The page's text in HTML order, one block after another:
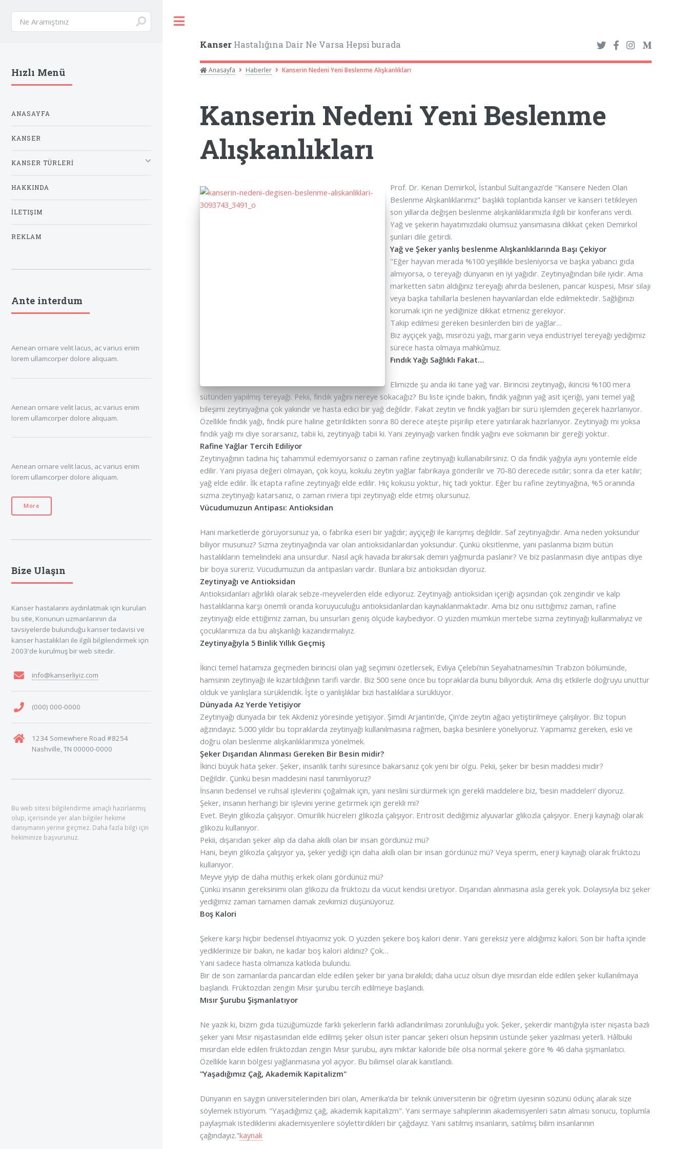
Kanser Hastalığına Dair Ne Varsa Hepsi burada
Anasayfa Haberler Kanserin Nedeni Yeni Beslenme Alışkanlıkları
Kanserin Nedeni Yeni Beslenme
Alışkanlıkları
Prof. Dr. Kenan Demirkol, İstanbul Sultangazi’de "Kansere Neden Olan
Beslenme Alışkanlıklarımız" başlıklı toplantıda kanser ve kanseri tetikleyen
son yıllarda değişen beslenme alışkanlıklarımızla ilgili bir konferans verdi.
Yağ ve şekerin hayatımızdaki olumsuz yansımasına dikkat çeken Demirkol
şunları dile getirdi.
Yağ ve Şeker yanlış beslenme Alışkanlıklarında Başı Çekiyor
"Eğer hayvan merada %100 yeşillikle besleniyorsa ve başka yabancı gıda
almıyorsa, o tereyağı dünyanın en iyi yağıdır. Zeytinyağından bile iyidir. Ama
marketten satın aldığınız tereyağı ahırda beslenen, pancar küspesi, Mısır silajı
veya başka tahıllarla beslenen hayvanlardan elde edilmektedir. Sağlığınızı
korumak için ne yediğinize dikkat etmeniz gerekiyor.
Takip edilmesi gereken besinlerden biri de yağlar…
Biz ayçiçek yağı, mısırözü yağı, margarin veya endüstriyel tereyağı yediğimiz
sürece hasta olmaya mahkûmuz.
Fındık Yağı Sağlıklı Fakat…
Elimizde şu anda iki tane yağ var. Birincisi zeytinyağı, ikincisi %100 mera
sütünden yapılmış tereyağı. Pekii, fındık yağını nereye sokacağız? Bu liste içinde bakın, fındık yağının yağ asit içeriği, yani temel yağ
bileşimi zeytinyağına çok yakındır ve hasta edici bir yağ değildir. Fakat zeytin ve fındık yağları bir sürü işlemden geçerek hazırlanıyor.
Özellikle fındık yağı, fındık püre haline getirildikten sonra 80 derece ateşte pişirilip etere yatırılarak hazırlanıyor. Zeytinyağı mı yoksa
fındık yağı mı diye sorarsanız, tabii ki, zeytinyağı tabii ki. Yani zeyinyağı varken fındık yağını eve sokmanın bir gereği yoktur.
Rafine Yağlar Tercih Ediliyor
Zeytinyağının tadına hiç tahammül edemiyorsanız o zaman rafine zeytinyağı kullanabilirsiniz. O da fındık yağıyla aynı yöntemle elde
edilir. Yani piyasa değeri olmayan, çok koyu, kokulu zeytin yağlar fabrikaya gönderilir ve 70-80 derecede ısıtılır; sonra da eter katılır;
yağ elde edilir. İlk etapta rafine zeytinyağı elde edilir. Hiç kokusu yoktur, hiç tadı yoktur. Eğer bu rafine zeytinyağına, %5 oranında
sızma zeytinyağı katarsanız, o zaman riviera tipi zeytinyağı elde etmiş olursunuz.
Vücudumuzun Antipası: Antioksidan
Hani marketlerde görüyorsunuz ya, o fabrika eseri bir yağdır; ayçiçeği ile karışmış değildir. Saf zeytinyağıdır. Ama neden yoksundur
biliyor musunuz? Sızma zeytinyağında var olan antioksidanlardan yoksundur. Çünkü oksitlenme, yani paslanma bizim bütün
hastalıkların temelindeki ana unsurdur. Nasıl açık havada bırakırsak demiri yağmurda paslanır? Ve biz paslanmasın diye antipas diye
bir boya süreriz. Vücudumuzun da antipasları vardır. Bunlara biz antioksidan diyoruz.
Zeytinyağı ve Antioksidan
Antioksidanları ağırlıklı olarak sebze-meyvelerden elde ediyoruz. Zeytinyağı antioksidan içeriği açısından çok zengindir ve kalp
hastalıklarına karşı önemli oranda koruyuculuğu antioksidanlardan kaynaklanmaktadır. Ama biz onu ısıttığımız zaman, rafine
zeytinyağı elde ettiğimiz zaman, bu unsurları geniş ölçüde kaybediyor. O yüzden mümkün mertebe sızma zeytinyağı kullanmalıyız ve
çocuklarımıza da bu alışkanlığı kazandırmalıyız.
Zeytinyağıyla 5 Binlik Yıllık Geçmiş
İkinci temel hatamıza geçmeden birincisi olan yağ seçimini özetlersek, Evliya Çelebi’nin Seyahatnamesi’nin Trabzon bölümünde,
hamsinin zeytinyağı ile kızartıldığının tarifi vardır. Biz 500 sene önce bu topraklarda bunu biliyorduk. Ama dış etkilerle doğruyu unuttur
olduk ve yanlışlara sürüklendik. İşte o yanlışlıklar bizi hastalıklara sürüklüyor.
Dünyada Az Yerde Yetişiyor
Zeytinyağı dünyada bir tek Akdeniz yöresinde yetişiyor. Şimdi Arjantin’de, Çin’de zeytin ağacı yetiştirilmeye çalışılıyor. Biz topun
ağzındayız. 5.000 yıldır bu topraklarda zeytinyağı kullanılmasına rağmen, başka besinlere yöneliyoruz. Yapmamız gereken, eski ve
doğru olan beslenme alışkanlıklarımıza yönelmek.
Şeker Dışarıdan Alınması Gereken Bir Besin midir?
İkinci büyük hata şeker. Şeker, insanlık tarihi süresince bakarsanız çok yeni bir olgu. Pekii, şeker bir besin maddesi midir?
Değildir. Çünkü besin maddesini nasıl tanımlıyoruz?
İnsanın bedensel ve ruhsal işlevlerini çoğalmak için, yani neslini sürdürmek için gerekli maddelere biz, ‘besin maddeleri’ diyoruz.
Şeker, insanın herhangi bir işlevini yerine getirmek için gerekli mi?
Evet. Beyin glikozla çalışıyor. Omurilik hücreleri glikozla çalışıyor. Eritrosit dediğimiz alyuvarlar glikozla çalışıyor. Enerji kaynağı olarak
glikozu kullanıyor.
Pekii, dışarıdan şeker alıp da daha akıllı olan bir insan gördünüz mü?
Hani, beyin glikozla çalışıyor ya, şeker yediği için daha akıllı olan bir insan gördünüz mü? Veya sperm, enerji kaynağı olarak früktozu
kullanıyor.
Meyve yiyip de daha müthiş erkek olanı gördünüz mü?
Çünkü insanın gereksinimi olan glikozu da früktozu da vücut kendisi üretiyor. Dışarıdan alınmasına asla gerek yok. Dolayısıyla biz şeker
yediğimiz zaman tamamen damak zevkimizi düşünüyoruz.
Boş Kalori
Şekere karşı hiçbir bedensel ihtiyacımız yok. O yüzden şekere boş kalori denir. Yani gereksiz yere aldığımız kalori. Son bir hafta içinde
yediklerinize bir bakın, ne kadar boş kalori aldınız? Çok…
Yani sadece hasta olmanıza katkıda bulundu.
Bir de son zamanlarda pancardan elde edilen şeker bir yana bırakıldı; daha ucuz olsun diye mısırdan elde edilen şeker kullanılmaya
başlandı. Früktozdan zengin Mısır şurubu tercih edilmeye başlandı.
Mısır Şurubu Şişmanlatıyor
Ne yazık ki, bizim gıda tüzüğümüzde farklı şekerlerin farklı adlandırılması zorunluluğu yok. Şeker, şekerdir mantığıyla ister nişasta bazlı
şeker yani Mısır nişastasından elde edilmiş şeker olsun ister pancar şekeri olsun hepsinin üstünde şeker yazılması yeterli. Hâlbuki
mısırdan elde edilen früktozdan zengin Mısır şurubu, aynı miktar kaloride bile olsa normal şekere göre % 46 daha şişmanlatıcı.
Özellikle karın bölgesi yağlanmasına yol açıyor. Bu bilimsel olarak kanıtlandı.
"Yaşadığımız Çağ, Akademik Kapitalizm"
Dünyanın en saygın üniversitelerinden biri olan, Amerika’da bir teknik üniversitenin bir öğretim üyesinin sözünü ödünç alarak size
söylemek istiyorum. "Yaşadığımız çağ, akademik kapitalizm". Yani sermaye sahiplerinin akademisyenleri satın alması sonucu, toplumla
paylaşmak istediklerini akademisyenlere söylettirdikleri bir çağdayız. Yani satılmış insanların, satılmış bilim insanlarının
çağındayız."kaynak
Hızlı Menü
ANASAYFA
KANSER
KANSER TÜRLERİ
HAKKINDA
İLETIŞIM
REKLAM
Ante interdum
Aenean ornare velit lacus, ac varius enim
lorem ullamcorper dolore aliquam.
Aenean ornare velit lacus, ac varius enim
lorem ullamcorper dolore aliquam.
Aenean ornare velit lacus, ac varius enim
lorem ullamcorper dolore aliquam.
More
Bize Ulaşın
Kanser hastalarını aydınlatmak için kurulan
bu site, Konunun uzmanlarının da
tavsiyelerde bulunduğu kanser tedavisi ve
kanser hastalıkları ile ilgili bilgilendirmek için
2003'de kurulmuş bir web sitedir.
info@kanserliyiz.com
(000) 000-0000
1234 Somewhere Road #8254
Nashville, TN 00000-0000
Bu web sitesi bilgilendirme amaçlı hazırlanmış
olup, içerisinde yer alan bilgiler hekime
danışmanın yerine geçmez. Daha fazla bilgi için
hekiminize başvurunuz.